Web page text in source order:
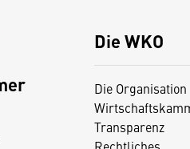
Die WKO
Die Organisation
Transparenz